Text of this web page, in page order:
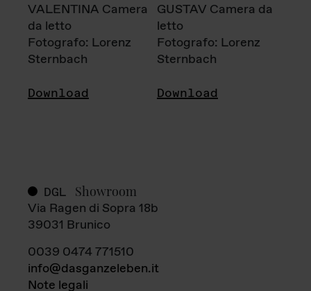
VALENTINA Camera
da letto
Fotografo: Lorenz
Sternbach
Download
GUSTAV Camera da
letto
Fotografo: Lorenz
Sternbach
Download
DGL Showroom
Via Ragen di Sopra 18b
39031 Brunico
0039 0474 771510
info@dasganzeleben.it
Note legali